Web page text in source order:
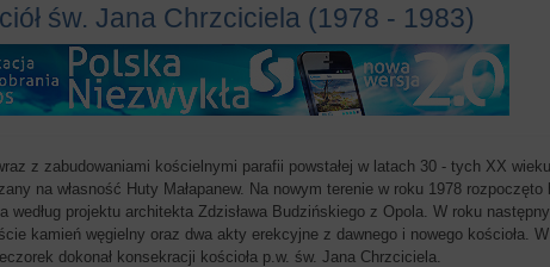
św. Jana Chrzciciela (1978 - 1983)
z zabudowaniami kościelnymi parafii powstałej w latach 30 - tych XX
na własność Huty Małapanew. Na nowym terenie w roku 1978 rozpoczęto
według projektu architekta Zdzisława Budzińskiego z Opola. W roku
kamień węgielny oraz dwa akty erekcyjne z dawnego i nowego kościoła.
dokonał konsekracji kościoła p.w. św. Jana Chrzciciela.